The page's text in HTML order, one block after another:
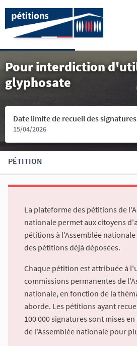
Pour interdiction
glyphosate
Date limite de recueil des signatures
15/04/2026
PÉTITION
La plateforme des pétitions de
nationale permet aux citoyens
pétitions à l'Assemblée
des pétitions déjà déposées.
Chaque pétition est attribuée à
commissions permanentes de
nationale, en fonction de la
aborde. Les pétitions ayant
100 000 signatures sont mises
de l'Assemblée nationale pour